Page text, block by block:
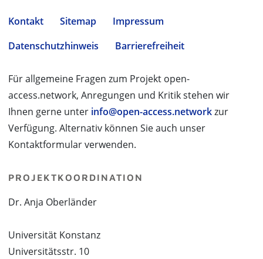
Kontakt Sitemap
Impressum
Datenschutzhinweis
Barrierefreiheit
Für allgemeine Fragen zum Projekt open-
access.network, Anregungen und Kritik stehen wir
Ihnen gerne unter info@open-access.networkzur
Verfügung. Alternativ können Sie auch unser
Kontaktformular verwenden.
PROJEKTKOORDINATION
Dr. Anja Oberländer
Universität Konstanz
Universitätsstr. 10